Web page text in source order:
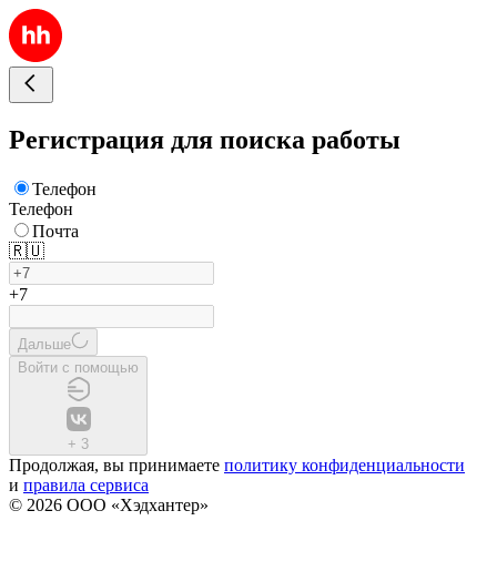
Регистрация для поиска работы
Телефон
Телефон
Почта
🇷🇺
+7
Дальше
Войти с помощью
+ 3
Продолжая, вы принимаете политику конфиденциальности
и правила сервиса
© 2026 ООО «Хэдхантер»